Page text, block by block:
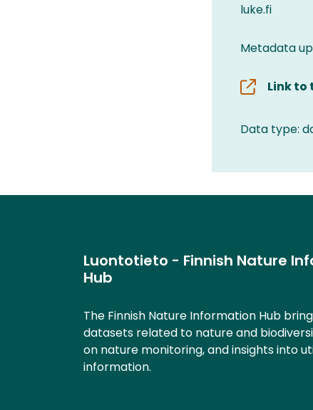
luke.fi
Metadata
Link
Data type:
Luontotieto - Finnish Nature
Hub
The Finnish Nature Information Hub
datasets related to nature and
on nature monitoring, and insights into
information.